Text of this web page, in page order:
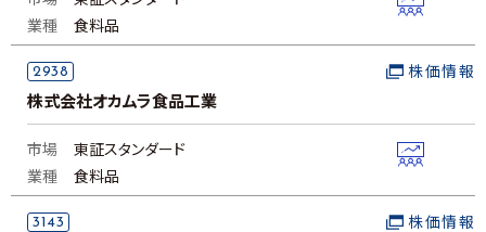
業種
食料品
2938
株式会社オカムラ食品工業
株価情報
市場
東証スタンダード
業種
食料品
3143 株価情報